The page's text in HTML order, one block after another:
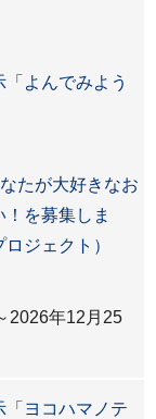
「よんでみよう
たが大好きなお
を募集しま
ジェクト）
2026年12月25
「ヨコハマノテ